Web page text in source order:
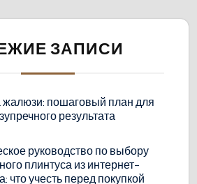
ЗАПИСИ
жалюзи: пошаговый план для
результата
руководство по выбору
плинтуса из интернет-
что учесть перед покупкой